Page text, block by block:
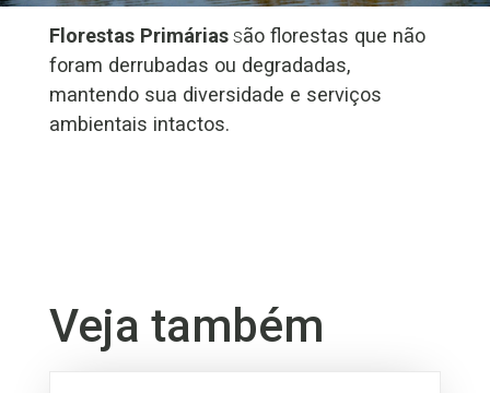
Florestas Primáriassão florestas que não
foram derrubadas ou degradadas,
mantendo sua diversidade e serviços
ambientais intactos.
Veja também